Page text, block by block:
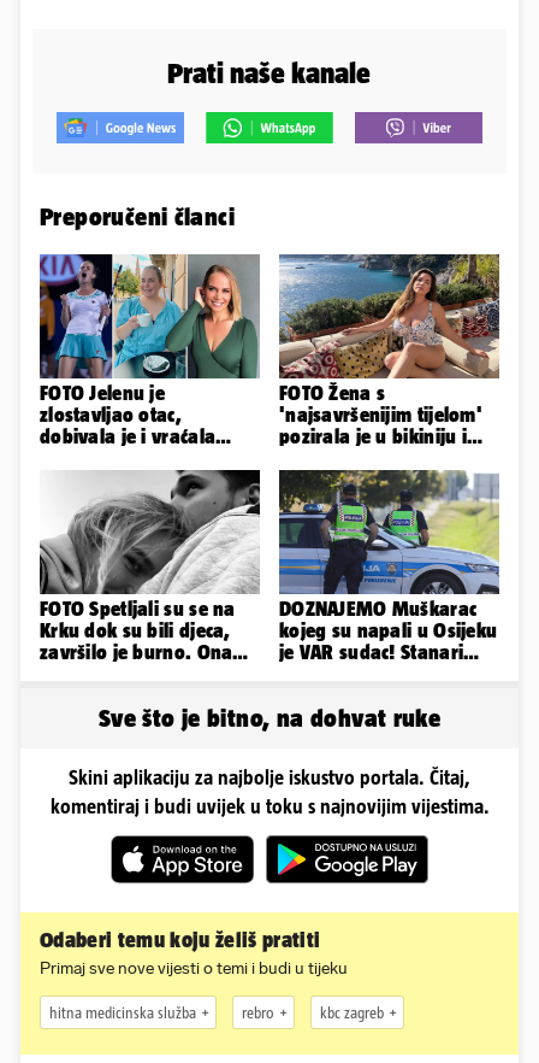
Prati naše kanale
Preporučeni članci
FOTO Jelenu je
zlostavljao otac,
dobivala je i vraćala
FOTO Žena s
'najsavršenijim tijelom'
pozirala je u bikiniju i
obline...
FOTO Spetljali su se na
Krku dok su bili djeca,
završilo je burno. Ona
DOZNAJEMO Muškarac
kojeg su napali u Osijeku
je VAR sudac! Stanari
Sve što je bitno, na dohvat ruke
Skini aplikaciju za najbolje iskustvo portala. Čitaj,
komentiraj i budi uvijek u toku s najnovijim vijestima.
Odaberi temu koju želiš pratiti
Primaj sve nove vijesti o temi i budi u tijeku
hitna medicinska služba rebro kbc zagreb